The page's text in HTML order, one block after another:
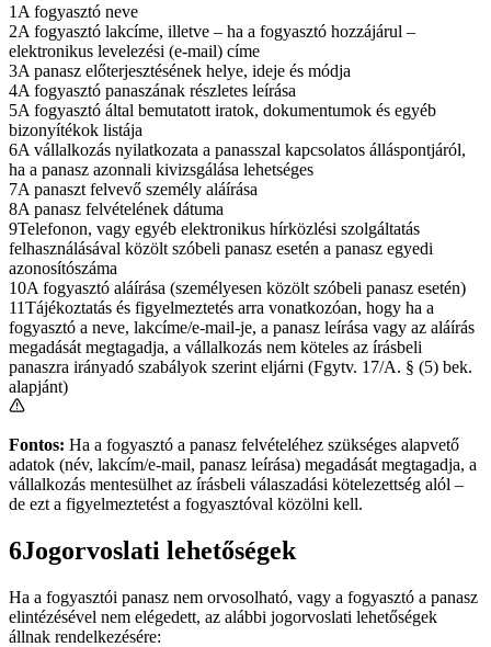
1 A fogyasztó neve
2A fogyasztó lakcíme, illetve – ha a fogyasztó hozzájárul –
elektronikus levelezési (e-mail) címe
3A panasz előterjesztésének helye, ideje és módja
4A fogyasztó panaszának részletes leírása
5A fogyasztó által bemutatott iratok, dokumentumok és egyéb
bizonyítékok listája
6A vállalkozás nyilatkozata a panasszal kapcsolatos álláspontjáról,
ha a panasz azonnali kivizsgálása lehetséges
7A panaszt felvevő személy aláírása
8A panasz felvételének dátuma
9Telefonon, vagy egyéb elektronikus hírközlési szolgáltatás
felhasználásával közölt szóbeli panasz esetén a panasz egyedi
azonosítószáma
10A fogyasztó aláírása (személyesen közölt szóbeli panasz esetén)
11Tájékoztatás és figyelmeztetés arra vonatkozóan, hogy ha a
fogyasztó a neve, lakcíme/e-mail-je, a panasz leírása vagy az aláírás
megadását megtagadja, a vállalkozás nem köteles az írásbeli
panaszra irányadó szabályok szerint eljárni (Fgytv. 17/A. § (5) bek.
alapjánt)
Fontos: Ha a fogyasztó a panasz felvételéhez szükséges alapvető
adatok (név, lakcím/e-mail, panasz leírása) megadását megtagadja, a
vállalkozás mentesülhet az írásbeli válaszadási kötelezettség alól –
de ezt a figyelmeztetést a fogyasztóval közölni kell.
6Jogorvoslati lehetőségek
Ha a fogyasztói panasz nem orvosolható, vagy a fogyasztó a panasz
elintézésével nem elégedett, az alábbi jogorvoslati lehetőségek
állnak rendelkezésére: